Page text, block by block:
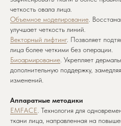
четкость овала лица.
Объемное моделирование.
улучшает четкость линий.
Векторный лифтинг. Позволяет
лица более четкими без операции.
Биоармирование. Укрепляет
дополнительную поддержку,
изменений.
Аппаратные методики
EMFACE. Технология для
ткани лица, направленная на